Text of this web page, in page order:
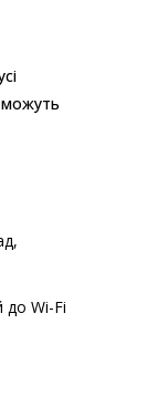
можуть
до Wi-Fi